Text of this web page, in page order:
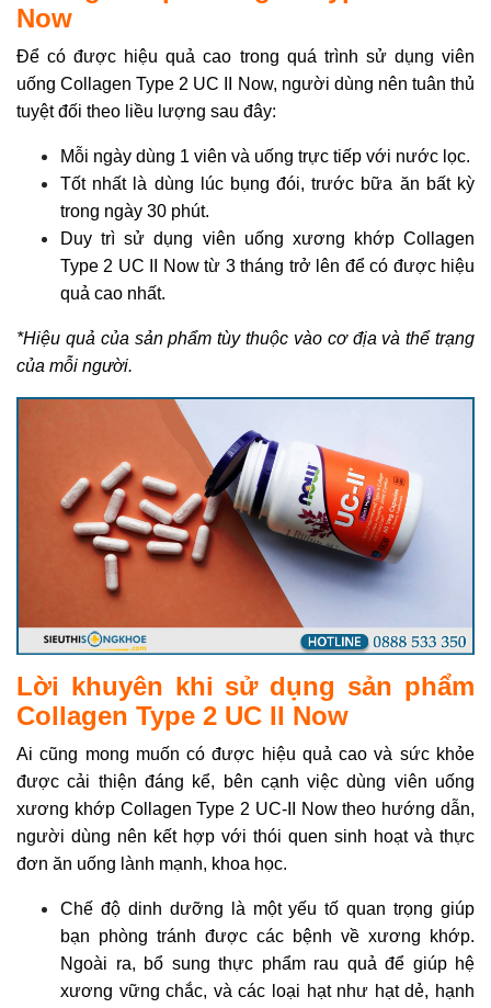
Now
Để có được hiệu quả cao trong quá trình sử dụng viên
uống Collagen Type 2 UC II Now, người dùng nên tuân thủ
tuyệt đối theo liều lượng sau đây:
Mỗi ngày dùng 1 viên và uống trực tiếp với nước lọc.
Tốt nhất là dùng lúc bụng đói, trước bữa ăn bất kỳ
trong ngày 30 phút.
Duy trì sử dụng viên uống xương khớp Collagen
Type 2 UC II Now từ 3 tháng trở lên để có được hiệu
quả cao nhất.
*Hiệu quả của sản phẩm tùy thuộc vào cơ địa và thể trạng
của mỗi người.
Lời khuyên khi sử dụng sản phẩm
Collagen Type 2 UC II Now
Ai cũng mong muốn có được hiệu quả cao và sức khỏe
được cải thiện đáng kể, bên cạnh việc dùng viên uống
xương khớp Collagen Type 2 UC-II Now theo hướng dẫn,
người dùng nên kết hợp với thói quen sinh hoạt và thực
đơn ăn uống lành mạnh, khoa học.
Chế độ dinh dưỡng là một yếu tố quan trọng giúp
bạn phòng tránh được các bệnh về xương khớp.
Ngoài ra, bổ sung thực phẩm rau quả để giúp hệ
xương vững chắc, và các loại hạt như hạt dẻ, hạnh